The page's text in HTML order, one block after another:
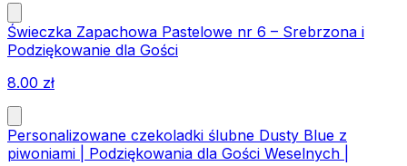
Świeczka Zapachowa Pastelowe nr 6 – Srebrzona i
Podziękowanie dla Gości
8.00 zł
Personalizowane czekoladki ślubne Dusty Blue z
piwoniami | Podziękowania dla Gości Weselnych |